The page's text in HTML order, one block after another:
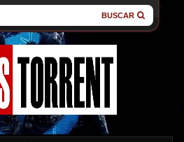
BUSCAR